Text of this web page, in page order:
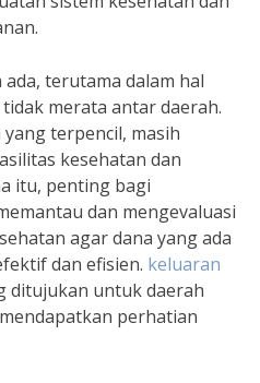
terutama dalam hal
merata antar daerah.
terpencil, masih
kesehatan dan
itu, penting bagi
dan mengevaluasi
agar dana yang ada
dan efisien. keluaran
ditujukan untuk daerah
perhatian